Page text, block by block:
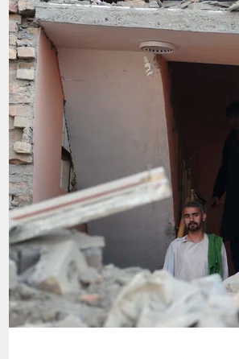
nord
wahrheit
verlag
verlag
veranstaltungen
shop
fragen & hilfe
unterstützen
abo
genossenschaft